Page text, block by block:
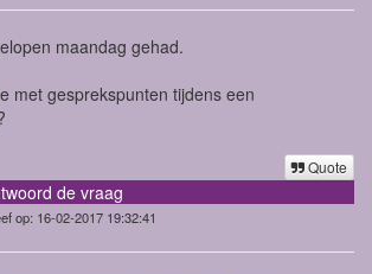
maandag gehad.
met gesprekspunten tijdens een
Quote
de vraag
op: 16-02-2017 19:32:41